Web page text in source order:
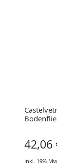
42,06
Inkl. 19%